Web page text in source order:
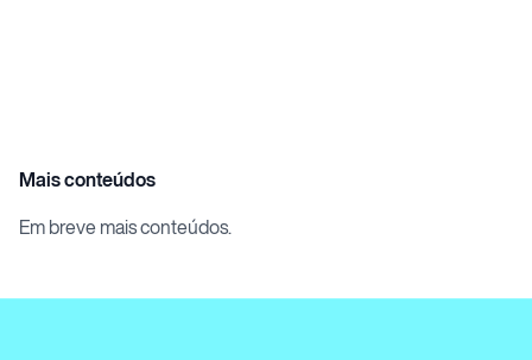
Mais conteúdos
Em breve mais conteúdos.